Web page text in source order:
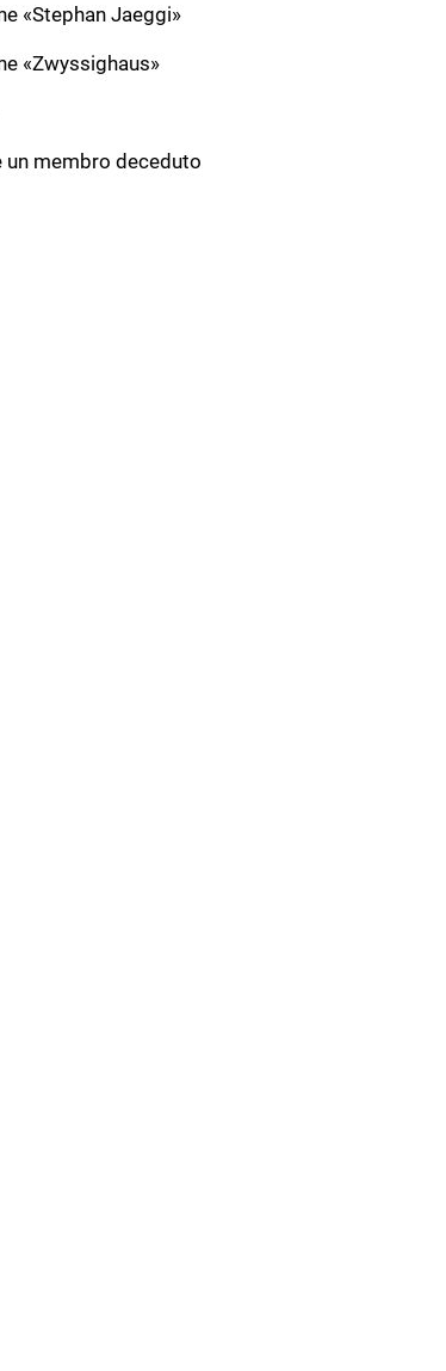
«Stephan Jaeggi»
«Zwyssighaus»
un membro deceduto
quando aveva solo nove anni. Ha fatto parte
e, per breve tempo, ha preso in
poi ha iniziato la sua carriera nei media con il
oltre alla sua funzione di co-direttrice della
SRF 1 «Persönlich», e per la televisione